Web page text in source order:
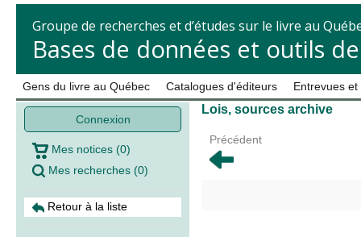
Groupe de recherches et d’études sur le livre au
Bases de données et outils
Gens du livre au Québec Catalogues d'éditeurs Entrevues
Connexion
Mes notices (0)
Mes recherches (0)
Retour à la liste
Lois, sources archive
Précédent